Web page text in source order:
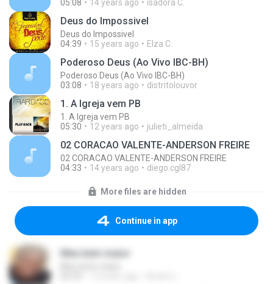
05:08
14 years ago isadora C.
Deus do Impossivel
Deus do Impossivel
04:39
15 years ago Elza C.
Poderoso Deus (Ao Vivo IBC-BH)
Poderoso Deus (Ao Vivo IBC-BH)
03:08
18 years ago distritolouvor
1. A Igreja vem PB
1. A Igreja vem PB
05:30
12 years ago julieti_almeida
02 CORACAO VALENTE-ANDERSON FREIRE
02 CORACAO VALENTE-ANDERSON FREIRE
04:33
14 years ago diego.cgl87
More files are hidden
Continue in app
Meu bem maior